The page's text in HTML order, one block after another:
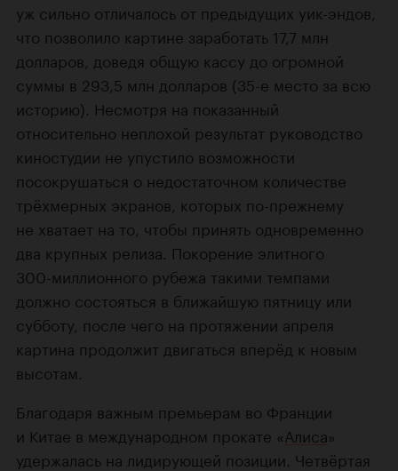
уж сильно отличалось от предыдущих уик-эндов,
что позволило картине заработать 17,7 млн
долларов, доведя общую кассу до огромной
суммы в 293,5 млн долларов (35-е место за всю
историю). Несмотря на показанный
относительно неплохой результат руководство
киностудии не упустило возможности
посокрушаться о недостаточном количестве
трёхмерных экранов, которых по-прежнему
не хватает на то, чтобы принять одновременно
два крупных релиза. Покорение элитного
300-миллионного рубежа такими темпами
должно состояться в ближайшую пятницу или
субботу, после чего на протяжении апреля
картина продолжит двигаться вперёд к новым
высотам.
Благодаря важным премьерам во Франции
и Китае в международном прокате «Алиса»
удержалась на лидирующей позиции. Четвёртая